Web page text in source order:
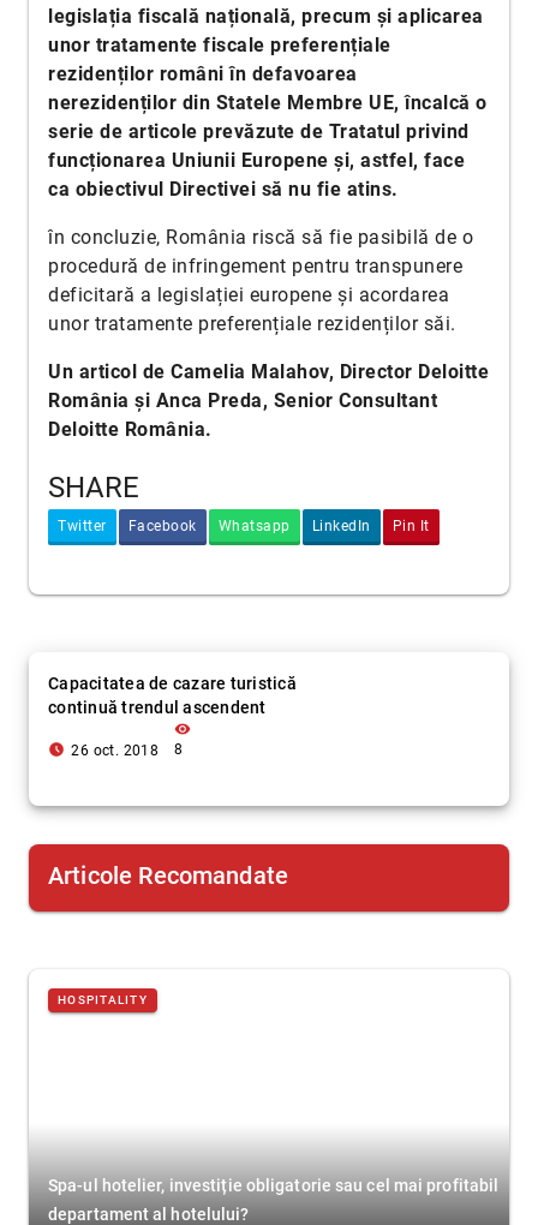
legislația fiscală națională, precum și aplicarea
unor tratamente fiscale preferențiale
rezidenților români în defavoarea
nerezidenților din Statele Membre UE, încalcă o
serie de articole prevăzute de Tratatul privind
funcționarea Uniunii Europene și, astfel, face
ca obiectivul Directivei să nu fie atins.
în concluzie, România riscă să fie pasibilă de o
procedură de infringement pentru transpunere
deficitară a legislației europene și acordarea
unor tratamente preferențiale rezidenților săi.
Un articol de Camelia Malahov, Director Deloitte
România și Anca Preda, Senior Consultant
Deloitte România.
SHARE
Twitter Facebook Whatsapp LinkedIn Pin It
Capacitatea de cazare turistică
continuă trendul ascendent
access_time_filled 26 oct. 2018
visibility
8
Articole Recomandate
HOSPITALITY
Spa-ul hotelier, investiție obligatorie sau cel mai profitabil
departament al hotelului?